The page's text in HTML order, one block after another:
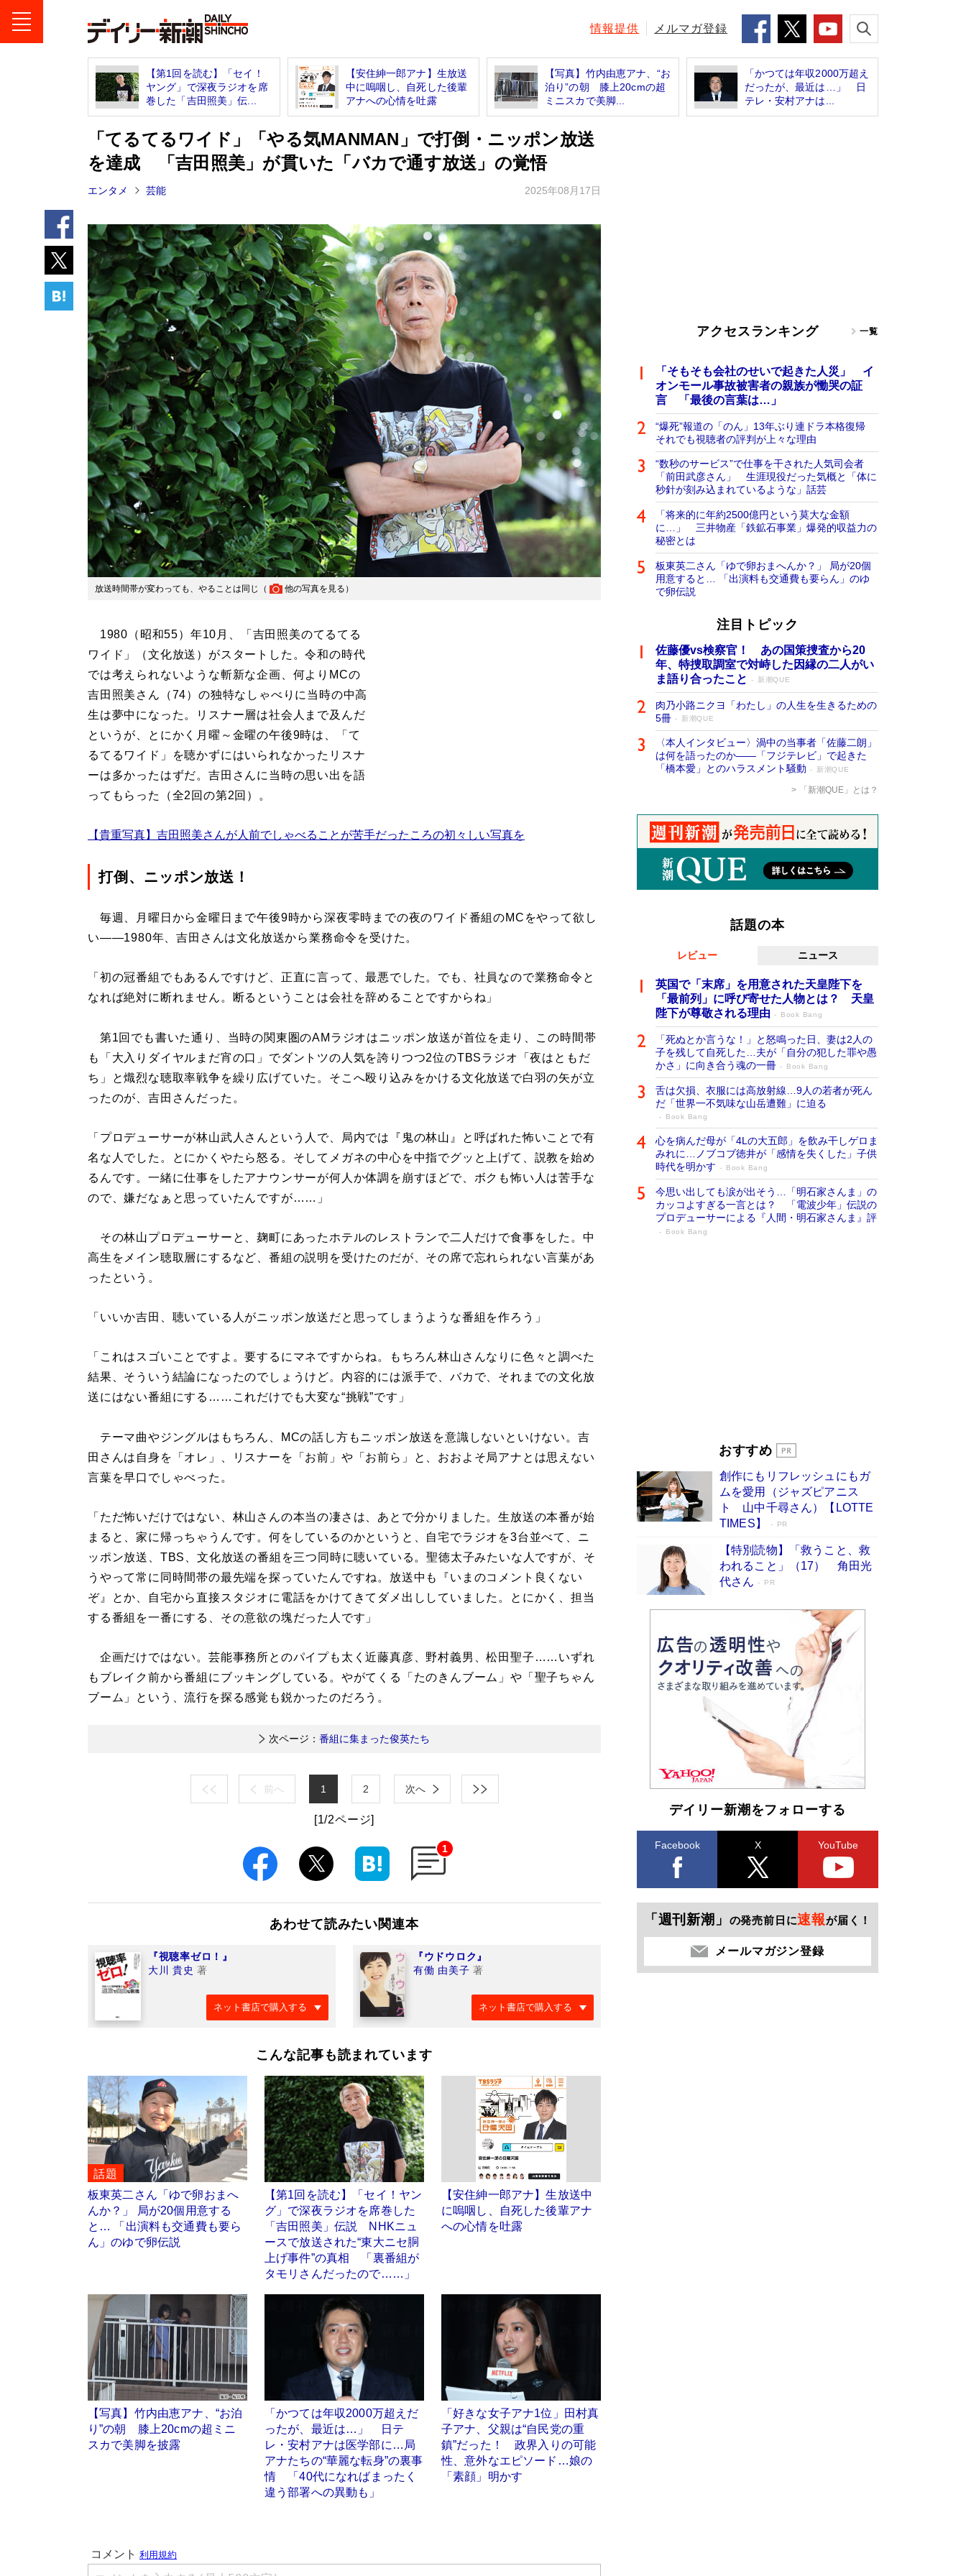
情報提供 メルマガ登録
【第1回を読む】「セイ！
ヤング」で深夜ラジオを席
巻した「吉田照美」伝...
【安住紳一郎アナ】生放送
中に嗚咽し、自死した後輩
アナへの心情を吐露
【写真】竹内由恵アナ、“お
泊り”の朝 膝上20cmの超
ミニスカで美脚...
「かつては年収2000万超え
だったが、最近は…」 日
テレ・安村アナは...
「てるてるワイド」「やる気MANMAN」で打倒・ニッポン放送
を達成 「吉田照美」が貫いた「バカで通す放送」の覚悟
エンタメ 芸能 2025年08月17日
放送時間帯が変わっても、やることは同じ（ 他の写真を見る ）
1980（昭和55）年10月、「吉田照美のてるてる
ワイド」（文化放送）がスタートした。令和の時代
では考えられないような斬新な企画、何よりMCの
吉田照美さん（74）の独特なしゃべりに当時の中高
生は夢中になった。リスナー層は社会人まで及んだ
というが、とにかく月曜～金曜の午後9時は、「て
るてるワイド」を聴かずにはいられなかったリスナ
ーは多かったはずだ。吉田さんに当時の思い出を語
ってもらった（全2回の第2回）。
【貴重写真】吉田照美さんが人前でしゃべることが苦手だったころの初々しい写真を
打倒、ニッポン放送！
毎週、月曜日から金曜日まで午後9時から深夜零時までの夜のワイド番組のMCをやって欲し
い――1980年、吉田さんは文化放送から業務命令を受けた。
「初の冠番組でもあるんですけど、正直に言って、最悪でした。でも、社員なので業務命令と
なれば絶対に断れません。断るということは会社を辞めることですからね」
第1回でも書いた通り、当時の関東圏のAMラジオはニッポン放送が首位を走り、この時間帯
も「大入りダイヤルまだ宵の口」でダントツの人気を誇りつつ2位のTBSラジオ「夜はともだ
ち」と熾烈な聴取率戦争を繰り広げていた。そこへ殴り込みをかける文化放送で白羽の矢が立
ったのが、吉田さんだった。
「プロデューサーが林山武人さんという人で、局内では『鬼の林山』と呼ばれた怖いことで有
名な人でした。とにかくやたら怒る。そしてメガネの中心を中指でグッと上げて、説教を始め
るんです。一緒に仕事をしたアナウンサーが何人か体調を崩すほどで、ボクも怖い人は苦手な
ので、嫌だなぁと思っていたんですが……」
その林山プロデューサーと、麹町にあったホテルのレストランで二人だけで食事をした。中
高生をメイン聴取層にするなど、番組の説明を受けたのだが、その席で忘れられない言葉があ
ったという。
「いいか吉田、聴いている人がニッポン放送だと思ってしまうような番組を作ろう」
「これはスゴいことですよ。要するにマネですからね。もちろん林山さんなりに色々と調べた
結果、そういう結論になったのでしょうけど。内容的には派手で、バカで、それまでの文化放
送にはない番組にする……これだけでも大変な“挑戦”です」
テーマ曲やジングルはもちろん、MCの話し方もニッポン放送を意識しないといけない。吉
田さんは自身を「オレ」、リスナーを「お前」や「お前ら」と、おおよそ局アナとは思えない
言葉を早口でしゃべった。
「ただ怖いだけではない、林山さんの本当の凄さは、あとで分かりました。生放送の本番が始
まると、家に帰っちゃうんです。何をしているのかというと、自宅でラジオを3台並べて、ニ
ッポン放送、TBS、文化放送の番組を三つ同時に聴いている。聖徳太子みたいな人ですが、そ
うやって常に同時間帯の最先端を探っていたんですね。放送中も『いまのコメント良くない
ぞ』とか、自宅から直接スタジオに電話をかけてきてダメ出ししていました。とにかく、担当
する番組を一番にする、その意欲の塊だった人です」
企画だけではない。芸能事務所とのパイプも太く近藤真彦、野村義男、松田聖子……いずれ
もブレイク前から番組にブッキングしている。やがてくる「たのきんブーム」や「聖子ちゃん
ブーム」という、流行を探る感覚も鋭かったのだろう。
次ページ： 番組に集まった俊英たち
前へ 1 2 次へ
[1/2ページ]
1
あわせて読みたい関連本
『視聴率ゼロ！』
大川 貴史 著
ネット書店で購入する
『ウドウロク』
有働 由美子 著
ネット書店で購入する
こんな記事も読まれています
話題
板東英二さん「ゆで卵おまへ
んか？」 局が20個用意する
と… 「出演料も交通費も要ら
ん」のゆで卵伝説
【第1回を読む】「セイ！ヤン
グ」で深夜ラジオを席巻した
「吉田照美」伝説 NHKニュ
ースで放送された“東大ニセ胴
上げ事件”の真相 「裏番組が
タモリさんだったので……」
【安住紳一郎アナ】生放送中
に嗚咽し、自死した後輩アナ
への心情を吐露
【写真】竹内由恵アナ、“お泊
り”の朝 膝上20cmの超ミニ
スカで美脚を披露
「かつては年収2000万超えだ
ったが、最近は…」 日テ
レ・安村アナは医学部に…局
アナたちの“華麗な転身”の裏事
情 「40代になればまったく
違う部署への異動も」
「好きな女子アナ1位」田村真
子アナ、父親は“自民党の重
鎮”だった！ 政界入りの可能
性、意外なエピソード…娘の
「素顔」明かす
アクセスランキング 一覧
「そもそも会社のせいで起きた人災」 イ
オンモール事故被害者の親族が慟哭の証
言 「最後の言葉は…」
“爆死”報道の「のん」13年ぶり連ドラ本格復帰
それでも視聴者の評判が上々な理由
“数秒のサービス”で仕事を干された人気司会者
「前田武彦さん」 生涯現役だった気概と「体に
秒針が刻み込まれているような」話芸
「将来的に年約2500億円という莫大な金額
に…」 三井物産「鉄鉱石事業」爆発的収益力の
秘密とは
板東英二さん「ゆで卵おまへんか？」 局が20個
用意すると… 「出演料も交通費も要らん」のゆ
で卵伝説
注目トピック
佐藤優vs検察官！ あの国策捜査から20
年、特捜取調室で対峙した因縁の二人がい
ま語り合ったこと
新潮QUE
肉乃小路ニクヨ「わたし」の人生を生きるための
5冊
新潮QUE
〈本人インタビュー〉渦中の当事者「佐藤二朗」
は何を語ったのか――「フジテレビ」で起きた
「橋本愛」とのハラスメント騒動
新潮QUE
「新潮QUE」とは？
話題の本
レビュー ニュース
英国で「末席」を用意された天皇陛下を
「最前列」に呼び寄せた人物とは？ 天皇
陛下が尊敬される理由
Book Bang
「死ぬとか言うな！」と怒鳴った日、妻は2人の
子を残して自死した…夫が「自分の犯した罪や愚
かさ」に向き合う魂の一冊
Book Bang
舌は欠損、衣服には高放射線…9人の若者が死ん
だ「世界一不気味な山岳遭難」に迫る
Book Bang
心を病んだ母が「4Lの大五郎」を飲み干しゲロま
みれに…ノブコブ徳井が「感情を失くした」子供
時代を明かす
Book Bang
今思い出しても涙が出そう…「明石家さんま」の
カッコよすぎる一言とは？ 「電波少年」伝説の
プロデューサーによる『人間・明石家さんま』評
Book Bang
らも文庫化 映画化された直木賞受賞作もランク
皇室はなぜ世界から尊敬されているのか？ 「天
皇陛下はお元気でおられるか」がサウジ国王の第
一声になる理由
Book Bang
おすすめ
創作にもリフレッシュにもガ
ムを愛用（ジャズピアニス
ト 山中千尋さん）【LOTTE
TIMES】
PR
【特別読物】「救うこと、救
われること」（17） 角田光
代さん
PR
デイリー新潮をフォローする
Facebook X YouTube
「週刊新潮」 の発売前日に速報が届く！
メールマガジン登録